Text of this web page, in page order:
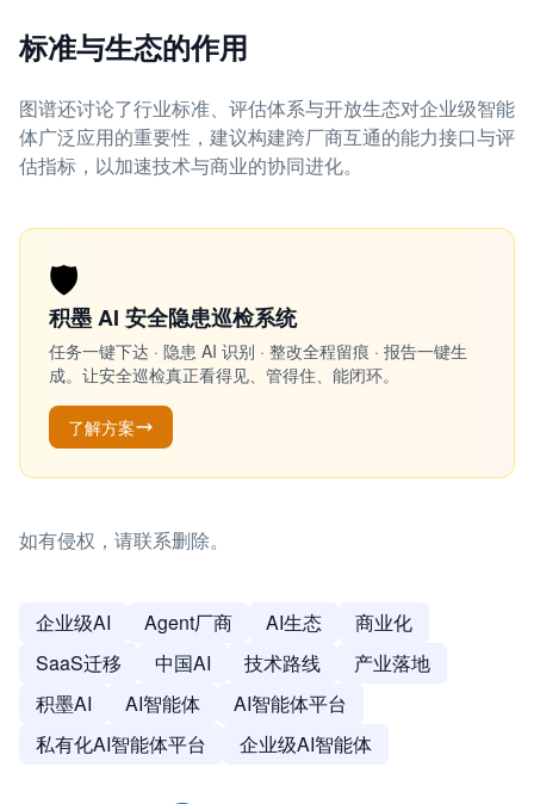
标准与生态的作用
图谱还讨论了行业标准、评估体系与开放生态对企业级智能
体广泛应用的重要性，建议构建跨厂商互通的能力接口与评
估指标，以加速技术与商业的协同进化。
🛡️
积墨 AI 安全隐患巡检系统
任务一键下达 · 隐患 AI 识别 · 整改全程留痕 · 报告一键生
成。让安全巡检真正看得见、管得住、能闭环。
了解方案
如有侵权，请联系删除。
企业级AI Agent厂商 AI生态
商业化
SaaS迁移
中国AI 技术路线
产业落地
积墨AI
AI智能体
AI智能体平台
私有化AI智能体平台
企业级AI智能体